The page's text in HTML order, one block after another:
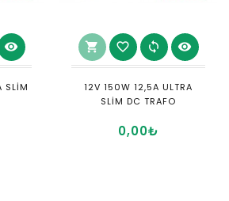
visibility
SLİM
shopping_cart favorite_border sync visibility
12V 150W 12,5A ULTRA
SLİM DC TRAFO
0,00₺